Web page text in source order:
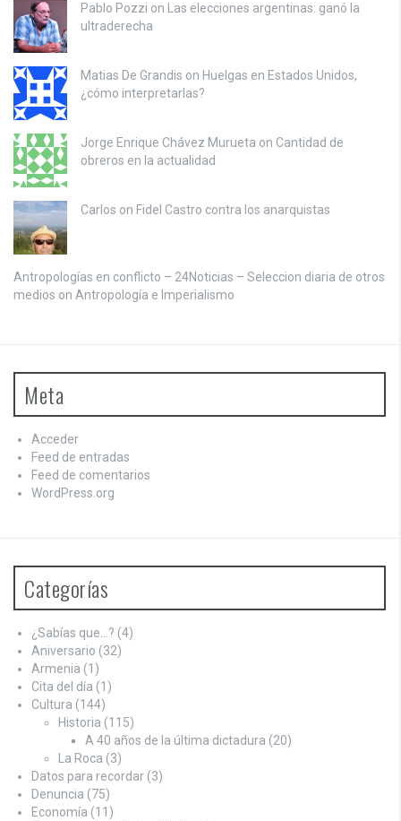
Pablo Pozzi on
Las elecciones argentinas: ganó la
ultraderecha
Matias De Grandis on Huelgas en Estados Unidos,
¿cómo interpretarlas?
Jorge Enrique Chávez Murueta on Cantidad de
obreros en la actualidad
Carlos on Fidel Castro contra los anarquistas
Antropologías en conflicto – 24Noticias – Seleccion diaria de otros
medios on Antropología e Imperialismo
Meta
Acceder
Feed de entradas
Feed de comentarios
WordPress.org
Categorías
¿Sabías que…? (4)
Aniversario (32)
Armenia (1)
Cita del día (1)
Cultura (144)
Historia (115)
A 40 años de la última dictadura (20)
La Roca (3)
Datos para recordar (3)
Denuncia (75)
Economía (11)